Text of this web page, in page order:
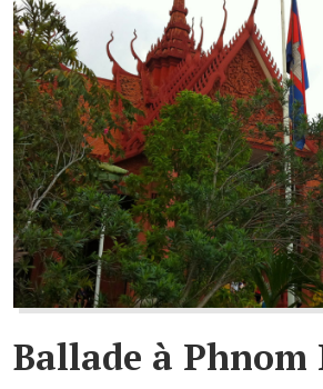
Ballade à Phnom